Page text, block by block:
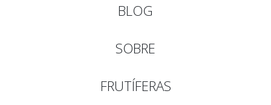
BLOG
SOBRE
FRUTÍFERAS